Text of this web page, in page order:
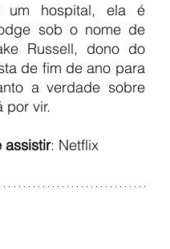
um hospital, ela é
sob o nome de
Russell, dono do
de fim de ano para
a verdade sobre
por vir.
assistir: Netflix